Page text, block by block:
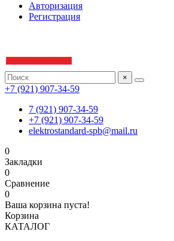
Авторизация
Регистрация
×
+7 (921) 907-34-59
7 (921) 907-34-59
+7 (921) 907-34-59
elektrostandard-spb@mail.ru
0
Закладки
0
Сравнение
0
Ваша корзина пуста!
Корзина
КАТАЛОГ